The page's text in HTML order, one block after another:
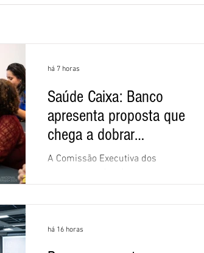
Saúde Caixa: Banco
apresenta proposta que
chega a dobrar
mensalidade
A Comissão Executiva dos
recusou a proposta apresentada pelo
banco para o custeio do Saúde Caixa,
rodada de negociações específicas da
há 7 horas
há 16 horas